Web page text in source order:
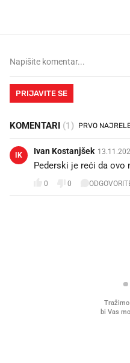
PRIJAVITE SE
KOMENTARI (1)
IK Ivan Kostanjšek
Pederski je reći da ovo
0 0